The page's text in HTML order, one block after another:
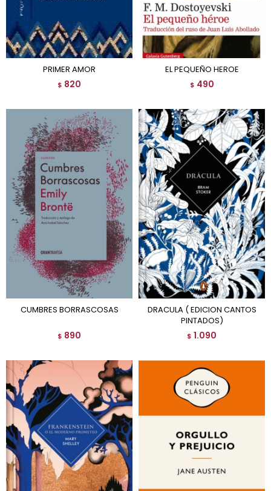
PRIMER AMOR
$ 820
EL PEQUEÑO HEROE
$ 490
CUMBRES BORRASCOSAS
$ 890
DRACULA ( EDICION CANTOS
PINTADOS)
$ 1.090